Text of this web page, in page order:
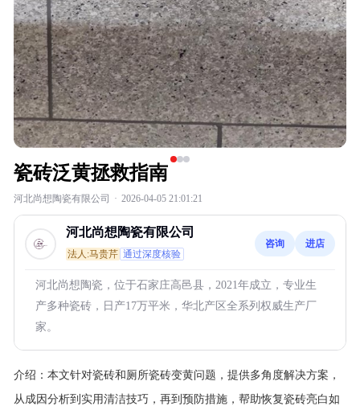
瓷砖泛黄拯救指南
河北尚想陶瓷有限公司 · 2026-04-05 21:01:21
河北尚想陶瓷有限公司
法人:马贵芹 通过深度核验
咨询 进店
河北尚想陶瓷，位于石家庄高邑县，2021年成立，专业生
产多种瓷砖，日产17万平米，华北产区全系列权威生产厂
家。
介绍： 本文针对瓷砖和厕所瓷砖变黄问题，提供多角度解决方案，
从成因分析到实用清洁技巧，再到预防措施，帮助恢复瓷砖亮白如